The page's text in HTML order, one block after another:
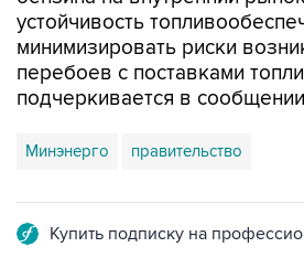
устойчивость
минимизировать риски
перебоев с поставками
подчеркивается в
Минэнерго правительство
Купить подписку на